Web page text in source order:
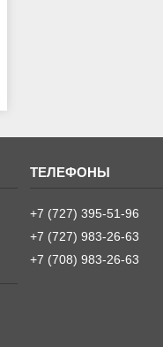
+7 (727) 395-51-96
+7 (727) 983-26-63
+7 (708) 983-26-63